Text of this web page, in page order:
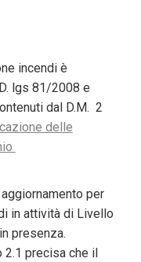
incendi è
lgs 81/2008 e
dal D.M. 2
delle
per
in attività di Livello
presenza.
2.1 precisa che il